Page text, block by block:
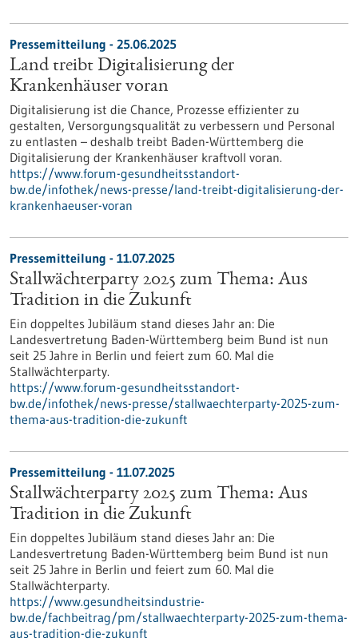
Pressemitteilung - 25.06.2025
Land treibt Digitalisierung der
Krankenhäuser voran
Digitalisierung ist die Chance, Prozesse effizienter zu
gestalten, Versorgungsqualität zu verbessern und Personal
zu entlasten – deshalb treibt Baden-Württemberg die
Digitalisierung der Krankenhäuser kraftvoll voran.
https://www.forum-gesundheitsstandort-
bw.de/infothek/news-presse/land-treibt-digitalisierung-der-
krankenhaeuser-voran
Pressemitteilung - 11.07.2025
Stallwächterparty 2025 zum Thema: Aus
Tradition in die Zukunft
Ein doppeltes Jubiläum stand dieses Jahr an: Die
Landesvertretung Baden-Württemberg beim Bund ist nun
seit 25 Jahre in Berlin und feiert zum 60. Mal die
Stallwächterparty.
https://www.forum-gesundheitsstandort-
bw.de/infothek/news-presse/stallwaechterparty-2025-zum-
thema-aus-tradition-die-zukunft
Pressemitteilung - 11.07.2025
Stallwächterparty 2025 zum Thema: Aus
Tradition in die Zukunft
Ein doppeltes Jubiläum stand dieses Jahr an: Die
Landesvertretung Baden-Württemberg beim Bund ist nun
seit 25 Jahre in Berlin und feiert zum 60. Mal die
Stallwächterparty.
https://www.gesundheitsindustrie-
bw.de/fachbeitrag/pm/stallwaechterparty-2025-zum-thema-
aus-tradition-die-zukunft